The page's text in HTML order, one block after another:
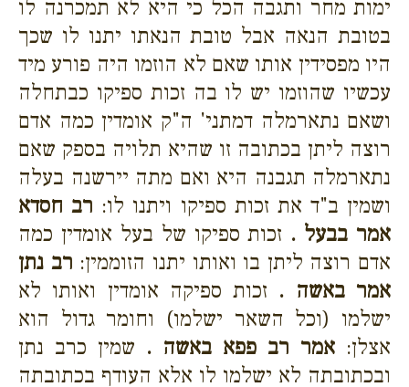
ימות מחר ותגבה הכל כי היא לא תמכרנה לו
בטובת הנאה אבל טובת הנאתו יתנו לו שכך
היו מפסידין אותו שאם לא הוזמו היה פורע מיד
עכשיו שהוזמו יש לו בה זכות ספיקו כבתחלה
ושאם נתארמלה דמתני' ה"ק אומדין כמה אדם
רוצה ליתן בכתובה זו שהיא תלויה בספק שאם
נתארמלה תגבנה היא ואם מתה יירשנה בעלה
ושמין ב"ד את זכות ספיקו ויתנו לו: רב חסדא
אמר בבעל . זכות ספיקו של בעל אומדין כמה
אדם רוצה ליתן בו ואותו יתנו הזוממין: רב נתן
אמר באשה . זכות ספיקה אומדין ואותו לא
ישלמו (וכל השאר ישלמו) וחומר גדול הוא
אצלן: אמר רב פפא באשה . שמין כרב נתן
ובכתובתה לא ישלמו לו אלא העודף בכתובתה